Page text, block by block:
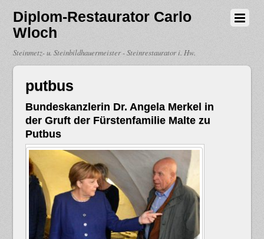
Diplom-Restaurator Carlo
Wloch
Steinmetz- u. Steinbildhauermeister - Steinrestaurator i. Hw.
putbus
Bundeskanzlerin Dr. Angela Merkel in
der Gruft der Fürstenfamilie Malte zu
Putbus